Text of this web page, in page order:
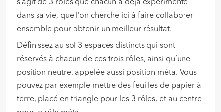
s’agit de 3 rôles que chacun a déjà expérimenté
dans sa vie, que l’on cherche ici à faire collaborer
ensemble pour obtenir un meilleur résultat.
Définissez au sol 3 espaces distincts qui sont
réservés à chacun de ces trois rôles, ainsi qu’une
position neutre, appelée aussi position méta. Vous
pouvez par exemple mettre des feuilles de papier à
terre, placé en triangle pour les 3 rôles, et au centre